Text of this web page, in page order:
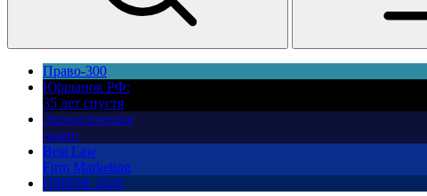
Право-300
Юррынок РФ:
35 лет спустя
Экологическое
право
Best Law
Firm Marketing
ПМЮФ 2026